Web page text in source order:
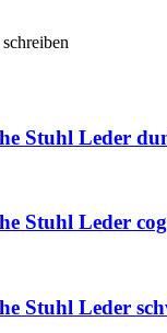
Stuhl Leder
Stuhl Leder
Stuhl Leder